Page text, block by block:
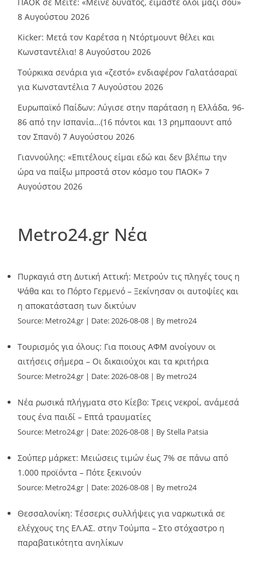
8 Αυγούστου 2026
Kicker: Μετά τον Καρέτσα η Ντόρτμουντ θέλει και
Κωνσταντέλια! 8 Αυγούστου 2026
Τούρκικα σενάρια για «ζεστό» ενδιαφέρον Γαλατάσαραϊ
για Κωνσταντέλια 7 Αυγούστου 2026
Ευρωπαϊκό Παίδων: Λύγισε στην παράταση η Ελλάδα, 96-
86 από την Ισπανία…(16 πόντοι και 13 ρημπαουντ από
τον Σπανό) 7 Αυγούστου 2026
Γιαννούλης: «Επιτέλους είμαι εδώ και δεν βλέπω την
ώρα να παίξω μπροστά στον κόσμο του ΠΑΟΚ» 7
Αυγούστου 2026
Metro24.gr Νέα
Πυρκαγιά στη Δυτική Αττική: Μετρούν τις πληγές τους η
Ψάθα και το Πόρτο Γερμενό – Ξεκίνησαν οι αυτοψίες και
η αποκατάσταση των δικτύων
Source: Metro24.gr Date: 2026-08-08 By metro24
Τουρισμός για όλους: Για ποιους ΑΦΜ ανοίγουν οι
αιτήσεις σήμερα – Οι δικαιούχοι και τα κριτήρια
Source: Metro24.gr Date: 2026-08-08 By metro24
Νέα ρωσικά πλήγματα στο Κίεβο: Τρεις νεκροί, ανάμεσά
τους ένα παιδί – Επτά τραυματίες
Source: Metro24.gr Date: 2026-08-08 By Stella Patsia
Σούπερ μάρκετ: Μειώσεις τιμών έως 7% σε πάνω από
1.000 προϊόντα – Πότε ξεκινούν
Source: Metro24.gr Date: 2026-08-08 By metro24
Θεσσαλονίκη: Τέσσερις συλλήψεις για ναρκωτικά σε
ελέγχους της ΕΛ.ΑΣ. στην Τούμπα – Στο στόχαστρο η
παραβατικότητα ανηλίκων